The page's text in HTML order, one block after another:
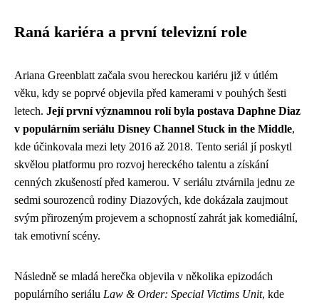
Raná kariéra a první televizní role
Ariana Greenblatt začala svou hereckou kariéru již v útlém
věku, kdy se poprvé objevila před kamerami v pouhých šesti
letech. Její první významnou rolí byla postava Daphne Diaz
v populárním seriálu Disney Channel Stuck in the Middle,
kde účinkovala mezi lety 2016 až 2018. Tento seriál jí poskytl
skvělou platformu pro rozvoj hereckého talentu a získání
cenných zkušeností před kamerou. V seriálu ztvárnila jednu ze
sedmi sourozenců rodiny Diazových, kde dokázala zaujmout
svým přirozeným projevem a schopností zahrát jak komediální,
tak emotivní scény.
Následně se mladá herečka objevila v několika epizodách
populárního seriálu Law & Order: Special Victims Unit, kde